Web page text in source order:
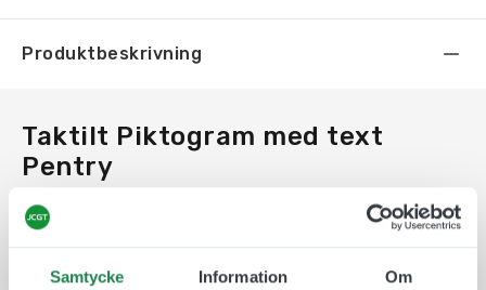
Samtycke Information Om
Produktbeskrivning
Taktilt Piktogram med text
Pentry
En taktil skylt som med text och symbol i relief
och med punktskrift underlättar för alla
människor att ta del av informationen. Taktila